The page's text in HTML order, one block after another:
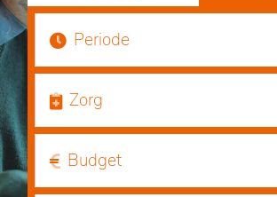
Periode
Zorg
Budget